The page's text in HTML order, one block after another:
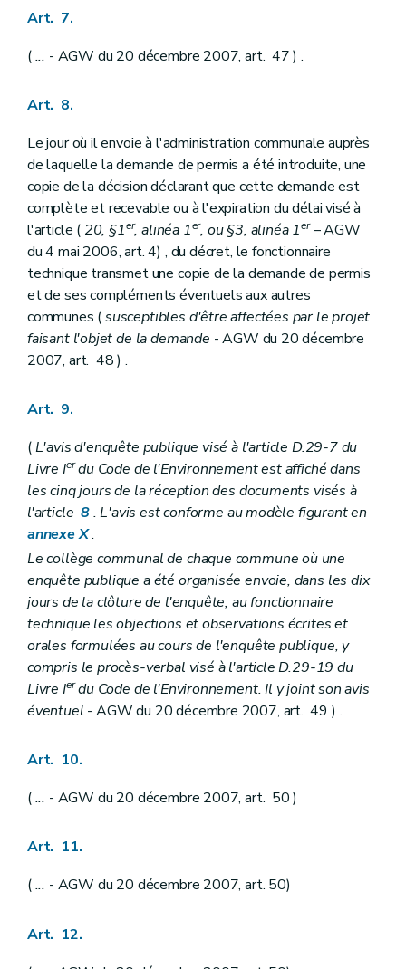
Art. 7.
(... - AGW du 20 décembre 2007, art. 47 ) .
Art. 8.
Le jour où il envoie à l'administration communale auprès
de laquelle la demande de permis a été introduite, une
copie de la décision déclarant que cette demande est
complète et recevable ou à l'expiration du délai visé à
l'article ( 20, §1er, alinéa 1er, ou §3, alinéa 1er– AGW
du 4 mai 2006, art. 4) , du décret, le fonctionnaire
technique transmet une copie de la demande de permis
et de ses compléments éventuels aux autres
communes (susceptibles d'être affectées par le projet
faisant l'objet de la demande - AGW du 20 décembre
2007, art. 48 ) .
Art. 9.
(L'avis d'enquête publique visé à l'article D.29-7 du
Livre Ierdu Code de l'Environnement est affiché dans
les cinq jours de la réception des documents visés à
l'article8. L'avis est conforme au modèle figurant en
annexe X.
Le collège communal de chaque commune où une
enquête publique a été organisée envoie, dans les dix
jours de la clôture de l'enquête, au fonctionnaire
technique les objections et observations écrites et
orales formulées au cours de l'enquête publique, y
compris le procès-verbal visé à l'article D.29-19 du
Livre Ierdu Code de l'Environnement. Il y joint son avis
éventuel - AGW du 20 décembre 2007, art. 49 ) .
Art. 10.
(... - AGW du 20 décembre 2007, art. 50 )
Art. 11.
(... - AGW du 20 décembre 2007, art. 50)
Art. 12.